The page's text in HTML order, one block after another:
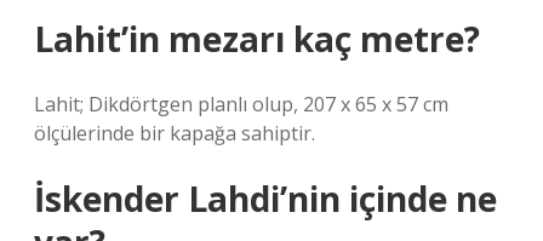
Lahit’in mezarı kaç metre?
Lahit; Dikdörtgen planlı olup, 207 x 65 x 57 cm
ölçülerinde bir kapağa sahiptir.
İskender Lahdi’nin içinde ne